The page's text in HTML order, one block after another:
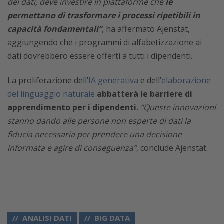
permettano di trasformare i processi ripetibili in
capacità fondamentali”, ha affermato Ajenstat,
aggiungendo che i programmi di alfabetizzazione ai
dati dovrebbero essere offerti a tutti i dipendenti.
La proliferazione dell’IA generativa e dell’elaborazione
del linguaggio naturale abbatterà le barriere di
apprendimento per i dipendenti. “Queste innovazioni
stanno dando alle persone non esperte di dati la
fiducia necessaria per prendere una decisione
informata e agire di conseguenza”, conclude Ajenstat.
ANALISI DATI BIG DATA